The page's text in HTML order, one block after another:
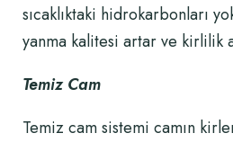
sıcaklıktaki hidrokarbonları
yanma kalitesi artar ve kirlilik
Temiz Cam
Temiz cam sistemi camın